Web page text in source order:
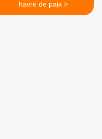
havre de paix >